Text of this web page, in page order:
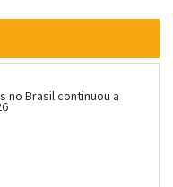
no Brasil continuou a